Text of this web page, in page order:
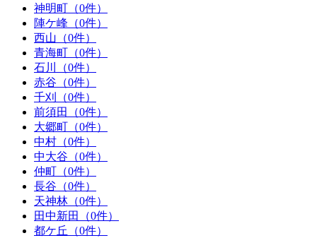
神明町（0件）
陣ケ峰（0件）
西山（0件）
青海町（0件）
石川（0件）
赤谷（0件）
千刈（0件）
前須田（0件）
大郷町（0件）
中村（0件）
中大谷（0件）
仲町（0件）
長谷（0件）
天神林（0件）
田中新田（0件）
都ケ丘（0件）